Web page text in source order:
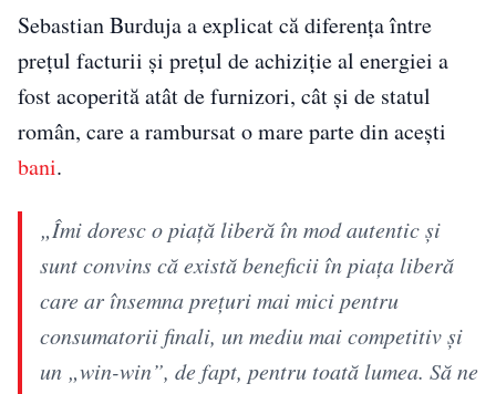
Sebastian Burduja a explicat că diferența între
prețul facturii și prețul de achiziție al energiei a
fost acoperită atât de furnizori, cât și de statul
român, care a rambursat o mare parte din acești
bani.
„Îmi doresc o piaţă liberă în mod autentic şi
sunt convins că există beneficii în piaţa liberă
care ar însemna preţuri mai mici pentru
consumatorii finali, un mediu mai competitiv şi
un „win-win”, de fapt, pentru toată lumea. Să ne